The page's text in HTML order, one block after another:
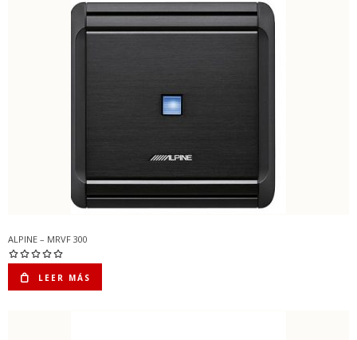
ALPINE – MRVF 300
LEER MÁS